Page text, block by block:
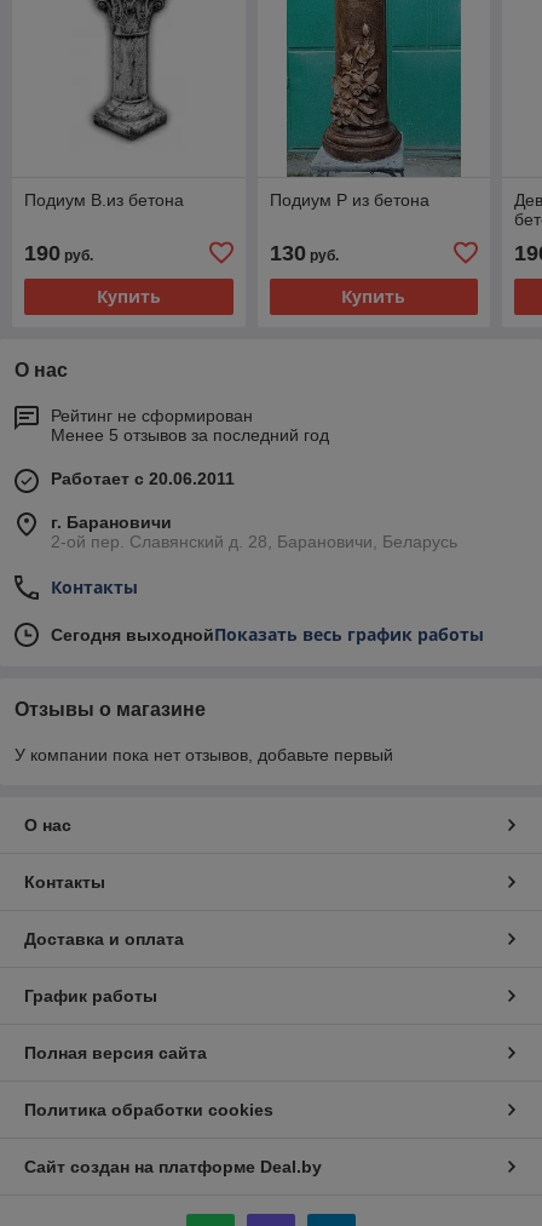
Подиум В.из бетона
190 руб.
Купить
Подиум Р из бетона
130руб.
Купить
О нас
Рейтинг не сформирован
Менее 5 отзывов за последний год
Работает с 20.06.2011
г. Барановичи
2-ой пер. Славянский д. 28, Барановичи, Беларусь
Контакты
Сегодня выходнойПоказать весь график работы
Отзывы о магазине
У компании пока нет отзывов, добавьте первый
О нас
Контакты
Доставка и оплата
График работы
Полная версия сайта
Политика обработки cookies
Сайт создан на платформе Deal.by